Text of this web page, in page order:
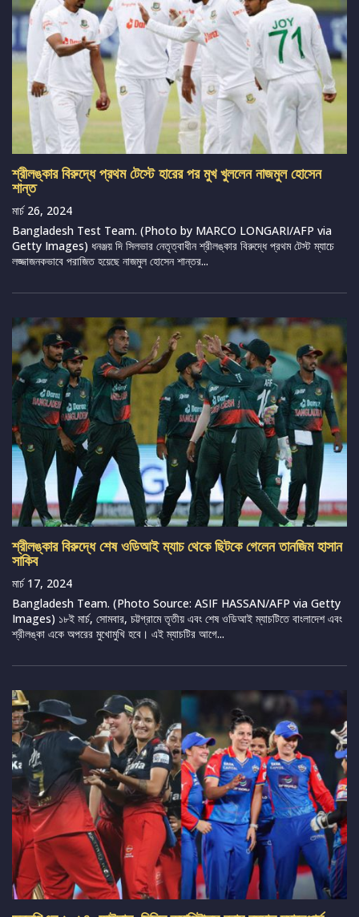
শ্রীলঙ্কার বিরুদ্ধে প্রথম টেস্টে হারের পর মুখ খুললেন নাজমুল হোসেন
শান্ত
মার্চ 26, 2024
Bangladesh Test Team. (Photo by MARCO LONGARI/AFP via
Getty Images) ধনঞ্জয় দি সিলভার নেতৃত্বাধীন শ্রীলঙ্কার বিরুদ্ধে প্রথম টেস্ট ম্যাচে
লজ্জাজনকভাবে পরাজিত হয়েছে নাজমুল হোসেন শান্তর...
শ্রীলঙ্কার বিরুদ্ধে শেষ ওডিআই ম্যাচ থেকে ছিটকে গেলেন তানজিম হাসান
সাকিব
মার্চ 17, 2024
Bangladesh Team. (Photo Source: ASIF HASSAN/AFP via Getty
Images) ১৮ই মার্চ, সোমবার, চট্টগ্রামে তৃতীয় এবং শেষ ওডিআই ম্যাচটিতে বাংলাদেশ এবং
শ্রীলঙ্কা একে অপরের মুখোমুখি হবে। এই ম্যাচটির আগে...